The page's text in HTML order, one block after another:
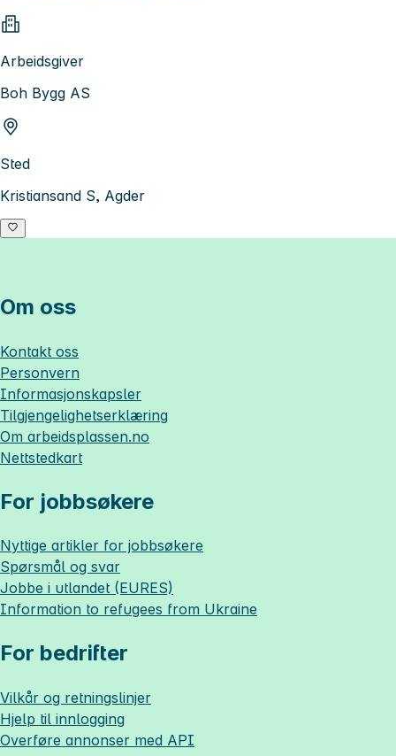
Arbeidsgiver
Boh Bygg AS
Sted
Kristiansand S, Agder
Om oss
Kontakt oss
Personvern
Informasjonskapsler
Tilgjengelighetserklæring
Om arbeidsplassen.no
Nettstedkart
For jobbsøkere
Nyttige artikler for jobbsøkere
Spørsmål og svar
Jobbe i utlandet (EURES)
Information to refugees from Ukraine
For bedrifter
Vilkår og retningslinjer
Hjelp til innlogging
Overføre annonser med API